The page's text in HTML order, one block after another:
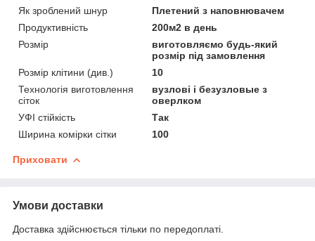
Як зроблений шнур
Плетений з наповнювачем
Продуктивність
200м2 в день
Розмір
виготовляємо будь-який
розмір під замовлення
Розмір клітини (див.)
10
Технологія виготовлення
сіток
вузлові і безузловые з
оверлком
УФІ стійкість
Так
Ширина комірки сітки
100
Приховати
Умови доставки
Доставка здійснюється тільки по передоплаті.